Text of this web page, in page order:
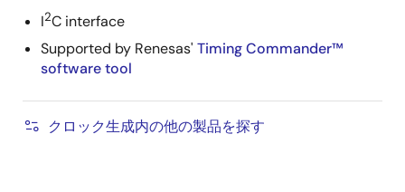
I2C interface
Supported by Renesas' Timing Commander™
software tool
クロック生成内の他の製品を探す